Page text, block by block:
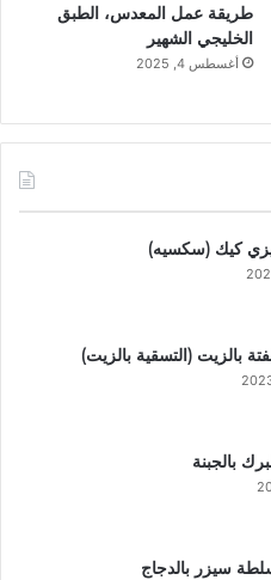
طريقة عمل المعدس، الطبق
الخليجي الشهير
أغسطس 4, 2025
كيك (سكسيه)
بالزيت (التسقية بالزيت)
بالجبنة
سيزر بالدجاج